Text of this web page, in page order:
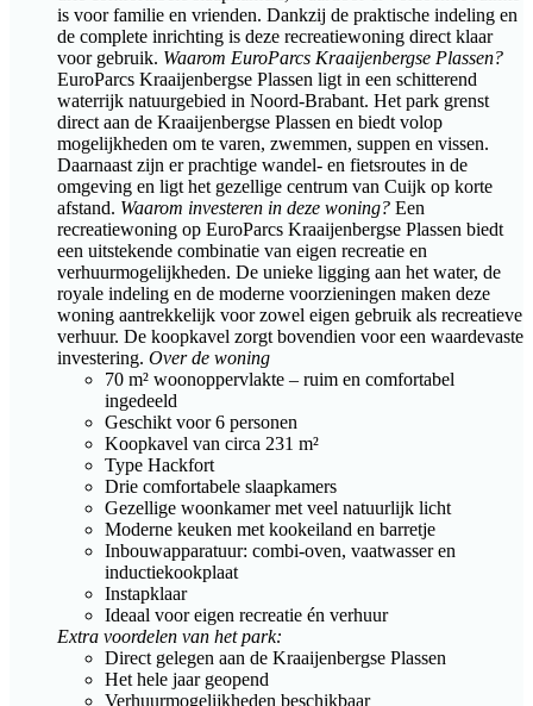
is voor familie en vrienden. Dankzij de praktische indeling en
de complete inrichting is deze recreatiewoning direct klaar
voor gebruik. Waarom EuroParcs Kraaijenbergse Plassen?
EuroParcs Kraaijenbergse Plassen ligt in een schitterend
waterrijk natuurgebied in Noord-Brabant. Het park grenst
direct aan de Kraaijenbergse Plassen en biedt volop
mogelijkheden om te varen, zwemmen, suppen en vissen.
Daarnaast zijn er prachtige wandel- en fietsroutes in de
omgeving en ligt het gezellige centrum van Cuijk op korte
afstand. Waarom investeren in deze woning? Een
recreatiewoning op EuroParcs Kraaijenbergse Plassen biedt
een uitstekende combinatie van eigen recreatie en
verhuurmogelijkheden. De unieke ligging aan het water, de
royale indeling en de moderne voorzieningen maken deze
woning aantrekkelijk voor zowel eigen gebruik als recreatieve
verhuur. De koopkavel zorgt bovendien voor een waardevaste
investering. Over de woning
70 m² woonoppervlakte – ruim en comfortabel
ingedeeld
Geschikt voor 6 personen
Koopkavel van circa 231 m²
Type Hackfort
Drie comfortabele slaapkamers
Gezellige woonkamer met veel natuurlijk licht
Moderne keuken met kookeiland en barretje
Inbouwapparatuur: combi-oven, vaatwasser en
inductiekookplaat
Instapklaar
Ideaal voor eigen recreatie én verhuur
Extra voordelen van het park:
Direct gelegen aan de Kraaijenbergse Plassen
Het hele jaar geopend
Verhuurmogelijkheden beschikbaar